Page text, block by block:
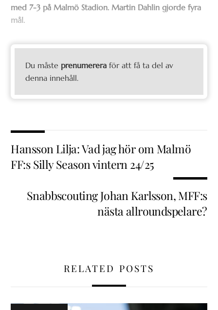
med 7-3 på Malmö Stadion. Martin Dahlin gjorde fyra
mål.
Du måste prenumerera för att få ta del av
denna innehåll.
Hansson Lilja: Vad jag hör om Malmö
FF:s Silly Season vintern 24/25
Snabbscouting Johan Karlsson, MFF:s
nästa allroundspelare?
RELATED POSTS